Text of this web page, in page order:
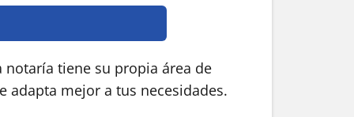
notaría tiene su propia área de
adapta mejor a tus necesidades.